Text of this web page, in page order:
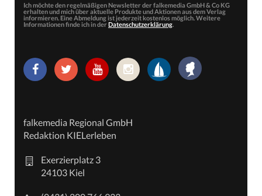
Ich möchte den regelmäßigen Newsletter der falkemedia GmbH & Co KG
erhalten und mich über aktuelle Produkte und Aktionen aus dem Verlag
informieren. Eine Abmeldung ist jederzeit kostenlos möglich. Weitere
Informationen finde ich in der Datenschutzerklärung.
falkemedia Regional GmbH
Redaktion KIELerleben
Exerzierplatz 3
24103 Kiel